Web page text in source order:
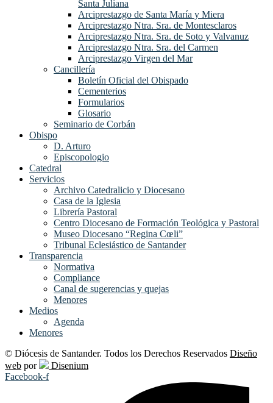
Santa Juliana
Arciprestazgo de Santa María y Miera
Arciprestazgo Ntra. Sra. de Montesclaros
Arciprestazgo Ntra. Sra. de Soto y Valvanuz
Arciprestazgo Ntra. Sra. del Carmen
Arciprestazgo Virgen del Mar
Cancillería
Boletín Oficial del Obispado
Cementerios
Formularios
Glosario
Seminario de Corbán
Obispo
D. Arturo
Episcopologio
Catedral
Servicios
Archivo Catedralicio y Diocesano
Casa de la Iglesia
Librería Pastoral
Centro Diocesano de Formación Teológica y Pastoral
Museo Diocesano “Regina Cœli”
Tribunal Eclesiástico de Santander
Transparencia
Normativa
Compliance
Canal de sugerencias y quejas
Menores
Medios
Agenda
Menores
© Diócesis de Santander. Todos los Derechos Reservados Diseño
web por
Disenium
Facebook-f